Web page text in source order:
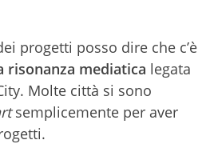
progetti posso dire che c’è
risonanza mediatica legata
Molte città si sono
semplicemente per aver